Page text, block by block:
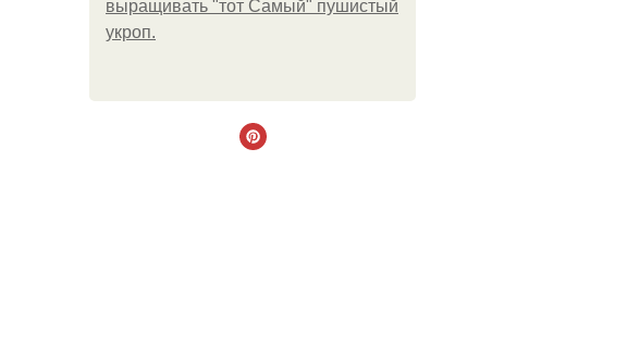
выращивать "тот Самый" пушистый
укроп.